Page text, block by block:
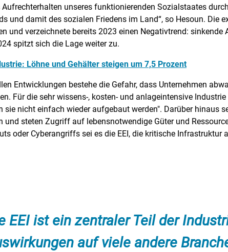
unseres funktionierenden Sozialstaates
und damit des sozialen Friedens im Land“, so Hesoun. Die
und verzeichnete bereits 2023 einen Negativtrend:
spitzt sich die Lage weiter zu.
Löhne und Gehälter steigen um 7,5 Prozent
Entwicklungen bestehe die Gefahr, dass Unternehmen
Für die sehr wissens-, kosten- und anlageintensive
sie nicht einfach wieder aufgebaut werden". Darüber hinaus
und steten Zugriff auf lebensnotwendige Güter und
oder Cyberangriffs sei es die EEI, die kritische Infrastruktur
EEI ist ein zentraler Teil der
auf viele andere